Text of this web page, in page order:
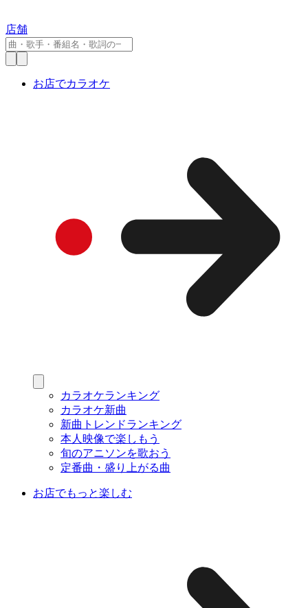
店舗
お店でカラオケ
カラオケランキング
カラオケ新曲
新曲トレンドランキング
本人映像で楽しもう
旬のアニソンを歌おう
定番曲・盛り上がる曲
お店でもっと楽しむ